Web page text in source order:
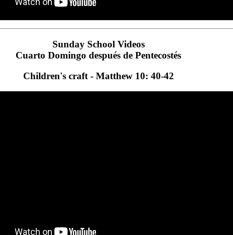
Sunday School Videos
Cuarto Domingo después de Pentecostés
Children's craft - Matthew 10: 40-42